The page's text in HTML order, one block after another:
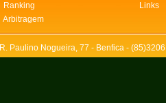
Ranking
Links
Arbitragem
R. Paulino Nogueira, 77 - Benfica -